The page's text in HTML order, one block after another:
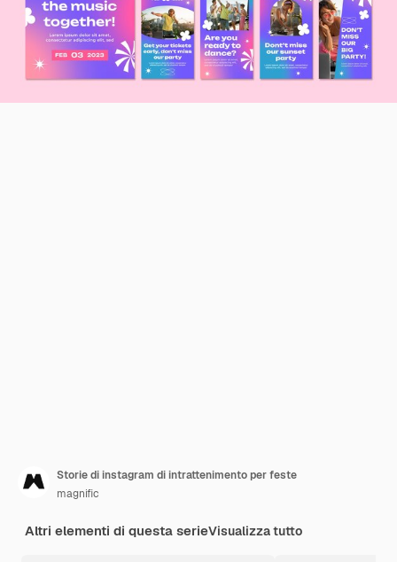
Storie di instagram di intrattenimento per feste
magnific
Altri elementi di questa serieVisualizza tutto